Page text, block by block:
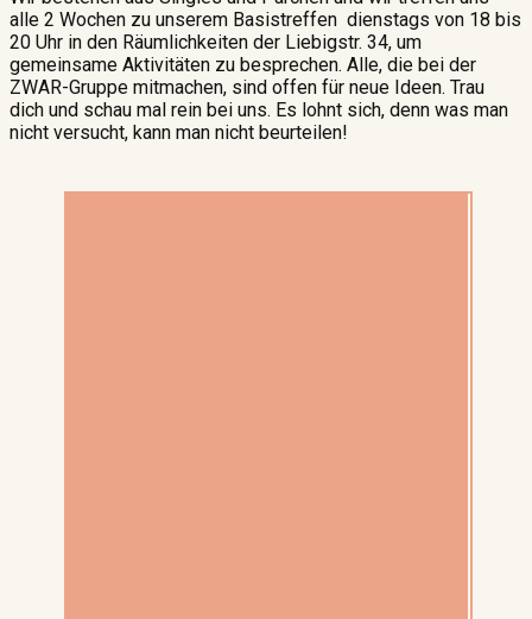
alle 2 Wochen zu unserem Basistreffen dienstags von 18 bis
20 Uhr in den Räumlichkeiten der Liebigstr. 34, um
gemeinsame Aktivitäten zu besprechen. Alle, die bei der
ZWAR-Gruppe mitmachen, sind offen für neue Ideen. Trau
dich und schau mal rein bei uns. Es lohnt sich, denn was man
nicht versucht, kann man nicht beurteilen!